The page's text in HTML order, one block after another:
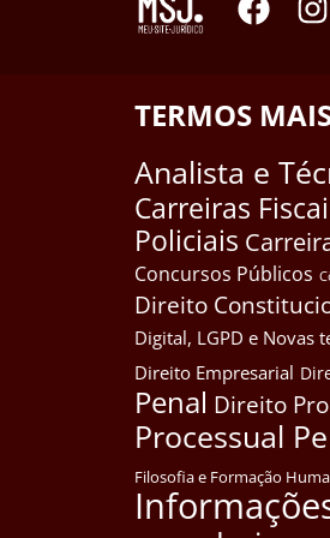
TERMOS
Analista e
Carreiras
Policiais
Concursos Públicos
Direito
Digital, LGPD e Novas
Direito Empresarial
Penal Direito
Processual
Filosofia e Formação